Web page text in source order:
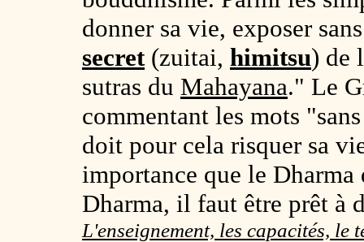
donner sa vie, exposer
secret(zuitai, himitsu) de
sutras du Mahayana." Le
commentant les mots
doit pour cela risquer sa
importance que le Dharma
Dharma, il faut être prêt à
L'enseignement, les capacités, le